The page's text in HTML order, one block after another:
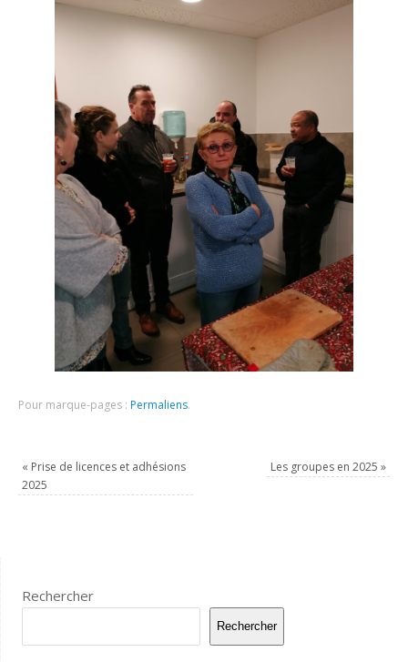
Pour marque-pages : Permaliens.
« Prise de licences et adhésions
2025
Les groupes en 2025 »
Rechercher
Rechercher